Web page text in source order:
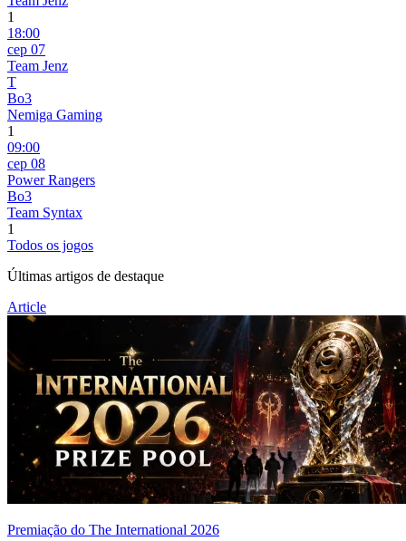
1
18:00
сер 07
Team Jenz
T
Bo3
Nemiga Gaming
1
09:00
сер 08
Power Rangers
Bo3
Team Syntax
1
Todos os jogos
Últimas artigos de destaque
Article
Premiação do The International 2026